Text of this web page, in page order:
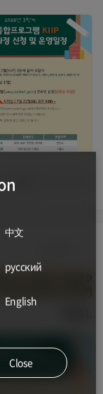
на курсы прогр
(KIIP)
中文
русский
English
Close